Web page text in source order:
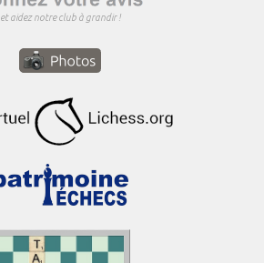
et aidez notre club à grandir !